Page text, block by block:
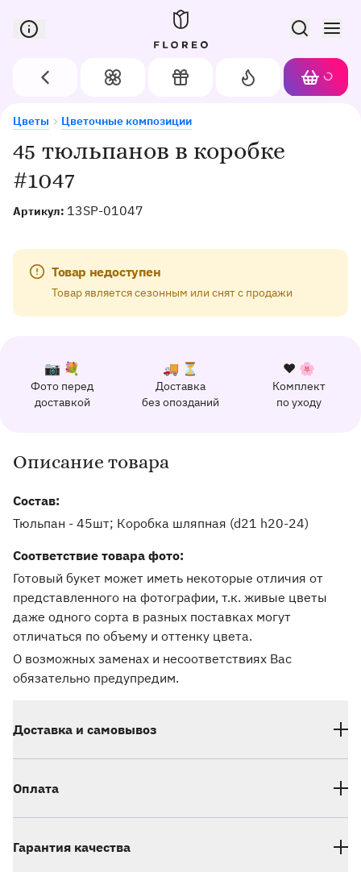
Сервис доставки цветов в Орле
Назад Цветы Подарки
Акции
Корзина
45 тюльпанов в коробке
#1047
Артикул: 13SP-01047
Товар недоступен
Товар является сезонным или снят с продажи
Цветы Цветочные композиции
45 тюльпанов в коробке #1047
Почему выбирают Флорео
К каждому заказу прилагается:
Фото перед
доставкой
📷 💐
Доставка
без опозданий
🚚 ⏳
Комплект
по уходу
❤️ 🌸
Качественный сервис
162 отзыва с оценкой 5.0 ⭐
Информация о товаре и оказываемых услугах
Описание товара
Состав:
Тюльпан - 45шт; Коробка шляпная (d21 h20-24)
Соответствие товара фото:
Готовый букет может иметь некоторые отличия от
представленного на фотографии, т.к. живые цветы
даже одного сорта в разных поставках могут
отличаться по объему и оттенку цвета.
О возможных заменах и несоответствиях Вас
обязательно предупредим.
Доставка и самовывоз
Оплата
Гарантия качества